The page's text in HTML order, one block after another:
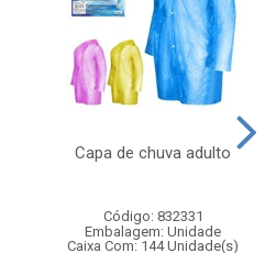
Capa de chuva adulto
Código: 832331
Embalagem: Unidade
Caixa Com: 144 Unidade(s)